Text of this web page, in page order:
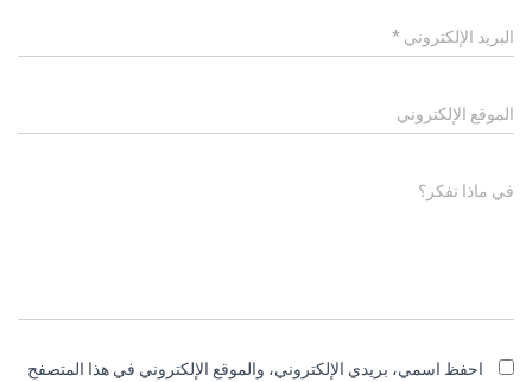
البريد الإلكتروني *
الموقع الإلكتروني
في ماذا تفكر؟
احفظ اسمي، بريدي الإلكتروني، والموقع الإلكتروني في هذا المتصفح